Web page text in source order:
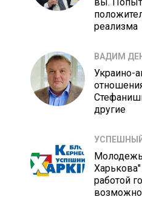
реализма
ВАДИМ
Украино-
другие
работой